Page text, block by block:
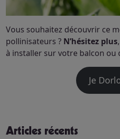
Vous souhaitez découvrir ce
pollinisateurs ? N’hésitez plus
à installer sur votre balcon ou
Je
Articles récents